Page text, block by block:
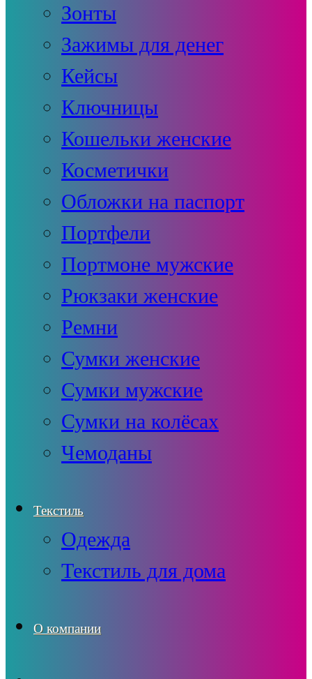
Зонты
Зажимы для денег
Кейсы
Ключницы
Кошельки женские
Косметички
Обложки на паспорт
Портфели
Портмоне мужские
Рюкзаки женские
Ремни
Сумки женские
Сумки мужские
Сумки на колёсах
Чемоданы
Текстиль
Одежда
Текстиль для дома
О компании